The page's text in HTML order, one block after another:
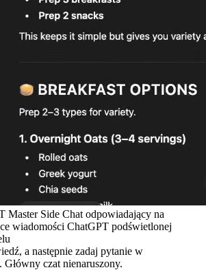
Master Side Chat odpowiadający na
wiadomości ChatGPT podświetlonej
a następnie zadaj pytanie w
czat nienaruszony.